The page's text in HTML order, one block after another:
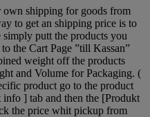
own shipping for goods from
to get an shipping price is to
putt the products you
the Cart Page ”till Kassan”
weight off the products
and Volume for Packaging. (
product go to the product
] tab and then the [Produkt
the price whit pickup from